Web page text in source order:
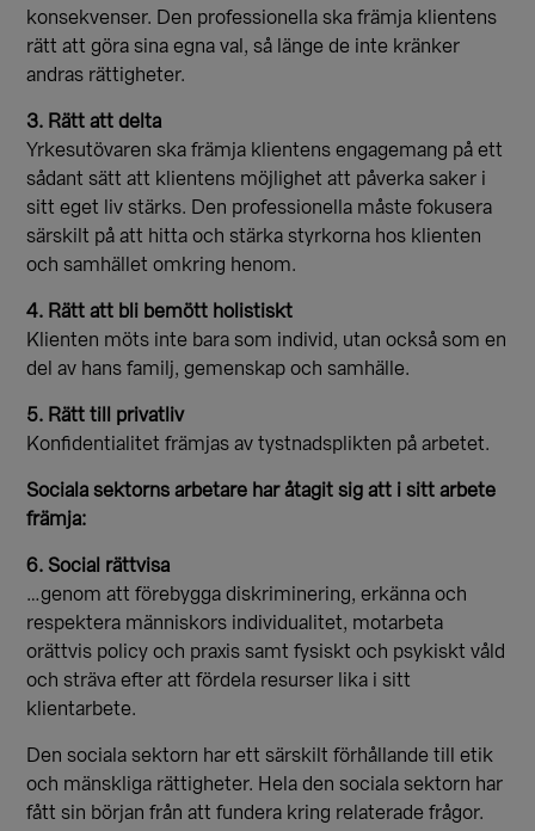
konsekvenser. Den professionella ska främja klientens
rätt att göra sina egna val, så länge de inte kränker
andras rättigheter.
3. Rätt att delta
Yrkesutövaren ska främja klientens engagemang på ett
sådant sätt att klientens möjlighet att påverka saker i
sitt eget liv stärks. Den professionella måste fokusera
särskilt på att hitta och stärka styrkorna hos klienten
och samhället omkring henom.
4. Rätt att bli bemött holistiskt
Klienten möts inte bara som individ, utan också som en
del av hans familj, gemenskap och samhälle.
5. Rätt till privatliv
Konfidentialitet främjas av tystnadsplikten på arbetet.
Sociala sektorns arbetare har åtagit sig att i sitt arbete
främja:
6. Social rättvisa
…genom att förebygga diskriminering, erkänna och
respektera människors individualitet, motarbeta
orättvis policy och praxis samt fysiskt och psykiskt våld
och sträva efter att fördela resurser lika i sitt
klientarbete.
Den sociala sektorn har ett särskilt förhållande till etik
och mänskliga rättigheter. Hela den sociala sektorn har
fått sin början från att fundera kring relaterade frågor.